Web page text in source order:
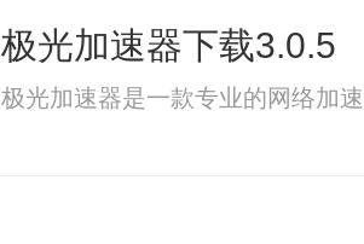
极光加速器下载3.0.5
极光加速器是一款专业的网络加